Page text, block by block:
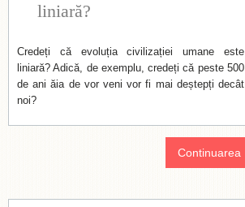
liniară?
Credeți că evoluția civilizației umane este
liniară? Adică, de exemplu, credeți că peste 500
de ani ăia de vor veni vor fi mai deștepți decât
noi?
Continuarea